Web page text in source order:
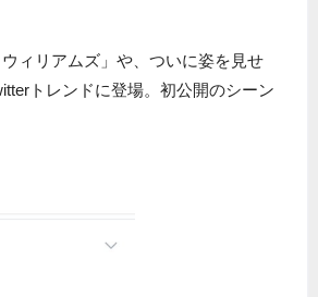
ィリアムズ」や、ついに姿を見せ
トレンドに登場。初公開のシーン